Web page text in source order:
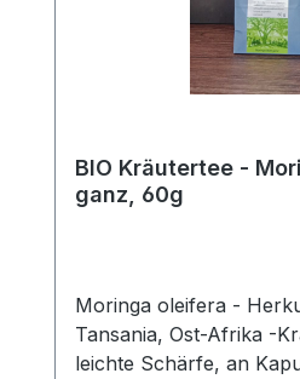
BIO Kräutertee -
ganz, 60g
Moringa oleifera -
Tansania, Ost-Afrika -
leichte Schärfe, an